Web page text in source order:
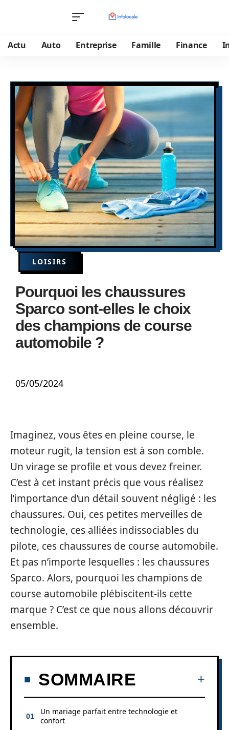
Actu Auto Entreprise Famille Finance
LOISIRS
Pourquoi les chaussures
Sparco sont-elles le choix
des champions de course
automobile ?
05/05/2024
Imaginez, vous êtes en pleine course, le
moteur rugit, la tension est à son comble.
Un virage se profile et vous devez freiner.
C’est à cet instant précis que vous réalisez
l’importance d’un détail souvent négligé : les
chaussures. Oui, ces petites merveilles de
technologie, ces alliées indissociables du
pilote, ces chaussures de course automobile.
Et pas n’importe lesquelles : les chaussures
Sparco. Alors, pourquoi les champions de
course automobile plébiscitent-ils cette
marque ? C’est ce que nous allons découvrir
ensemble.
SOMMAIRE
Un mariage parfait entre technologie et
confort